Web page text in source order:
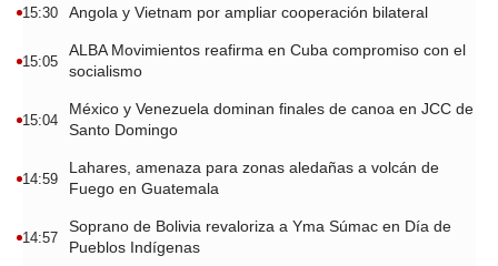
15:30 Angola y Vietnam por ampliar cooperación bilateral
15:05
ALBA Movimientos reafirma en Cuba compromiso con el
socialismo
15:04
México y Venezuela dominan finales de canoa en JCC de
Santo Domingo
14:59
Lahares, amenaza para zonas aledañas a volcán de
Fuego en Guatemala
14:57
Soprano de Bolivia revaloriza a Yma Súmac en Día de
Pueblos Indígenas